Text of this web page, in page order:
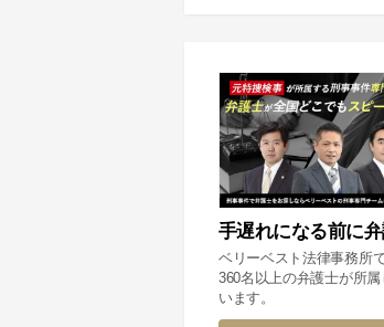
手遅れになる前に
ベリーベスト法律事務所
360名以上の弁護士が所
います。